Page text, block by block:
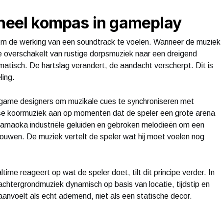
kompas in gameplay
de werking van een soundtrack te voelen. Wanneer de muziek
van rustige dorpsmuziek naar een dreigend
De hartslag verandert, de aandacht verscherpt. Dit is
designers om muzikale cues te synchroniseren met
koormuziek aan op momenten dat de speler een grote arena
industriële geluiden en gebroken melodieën om een
De muziek vertelt de speler wat hij moet voelen nog
reageert op wat de speler doet, tilt dit principe verder. In
dynamisch op basis van locatie, tijdstip en
als echt ademend, niet als een statische decor.